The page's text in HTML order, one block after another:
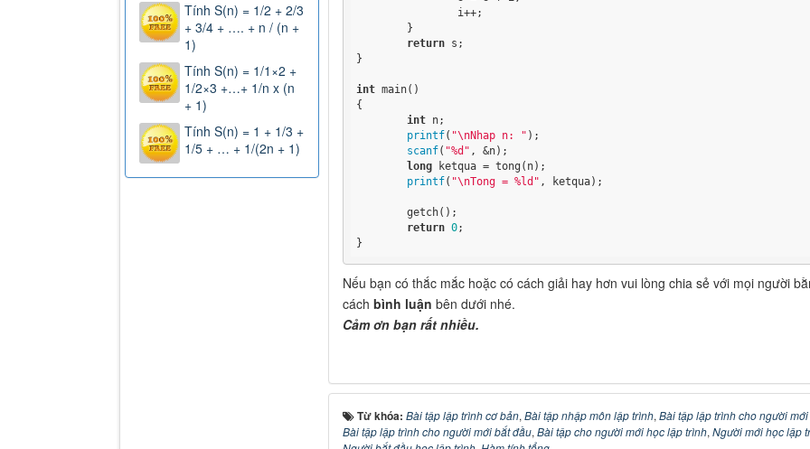
return s;
}
int main()
{
int n;
printf( "\nNhap n: " );
scanf( "%d" , &n);
long ketqua = tong(n);
printf( "\nTong = %ld" , ketqua);
	getch();
return 0;
}
Nếu bạn có thắc mắc hoặc có cách giải hay hơn vui lòng chia sẻ với mọi người
cách bình luận bên dưới nhé.
Cảm ơn bạn rất nhiều.
Từ khóa: Bài tập lập trình cơ bản, Bài tập nhập môn lập trình, Bài tập lập trình cho người
Bài tập lập trình cho người mới bắt đầu, Bài tập cho người mới học lập trình, Người mới học lập
Tính S(n) = 1/2 + 2/3
+ 3/4 + …. + n / (n +
1)
Tính S(n) = 1/1×2 +
1/2×3 +…+ 1/n x (n
+ 1)
Tính S(n) = 1 + 1/3 +
1/5 + … + 1/(2n + 1)